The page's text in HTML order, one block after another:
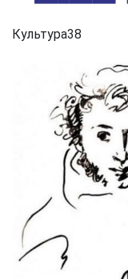
Культура38